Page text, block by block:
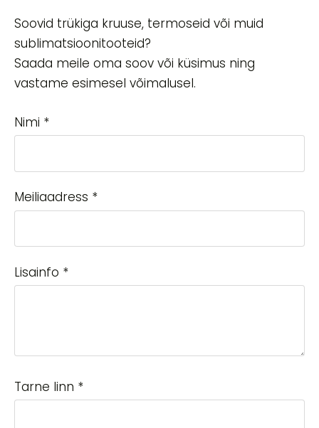
Soovid trükiga kruuse, termoseid või muid
sublimatsioonitooteid?
Saada meile oma soov või küsimus ning
vastame esimesel võimalusel.
Nimi *
Meiliaadress *
Lisainfo *
Tarne linn *